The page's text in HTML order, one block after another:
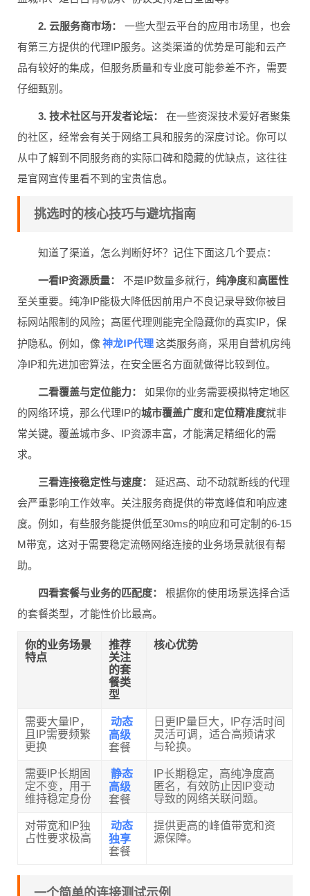
2. 云服务商市场：
一些大型云平台的应用市场里，也会
有第三方提供的代理IP服务。这类渠道的优势是可能和云产
品有较好的集成，但服务质量和专业度可能参差不齐，需要
仔细甄别。
3. 技术社区与开发者论坛：
在一些资深技术爱好者聚集
的社区，经常会有关于网络工具和服务的深度讨论。你可以
从中了解到不同服务商的实际口碑和隐藏的优缺点，这往往
是官网宣传里看不到的宝贵信息。
挑选时的核心技巧与避坑指南
知道了渠道，怎么判断好坏？记住下面这几个要点：
一看IP资源质量： 不是IP数量多就行， 纯净度和高匿性
至关重要。纯净IP能极大降低因前用户不良记录导致你被目
标网站限制的风险；高匿代理则能完全隐藏你的真实IP，保
护隐私。例如，像 神龙IP代理这类服务商，采用自营机房纯
净IP和先进加密算法，在安全匿名方面就做得比较到位。
二看覆盖与定位能力：
如果你的业务需要模拟特定地区
的网络环境，那么代理IP的城市覆盖广度和定位精准度就非
常关键。覆盖城市多、IP资源丰富，才能满足精细化的需
求。
三看连接稳定性与速度：
延迟高、动不动就断线的代理
会严重影响工作效率。关注服务商提供的带宽峰值和响应速
度。例如，有些服务能提供低至30ms的响应和可定制的6-15
M带宽，这对于需要稳定流畅网络连接的业务场景就很有帮
助。
四看套餐与业务的匹配度：
根据你的使用场景选择合适
的套餐类型，才能性价比最高。
你的业务场景
特点
推荐
关注
的套
餐类
型
核心优势
需要大量IP，
且IP需要频繁
更换
动态
高级
套餐
日更IP量巨大，IP存活时间
灵活可调，适合高频请求
与轮换。
需要IP长期固
定不变，用于
维持稳定身份
静态
高级
套餐
IP长期稳定，高纯净度高
匿名，有效防止因IP变动
导致的网络关联问题。
对带宽和IP独
占性要求极高
动态
独享
套餐
提供更高的峰值带宽和资
源保障。
一个简单的连接测试示例